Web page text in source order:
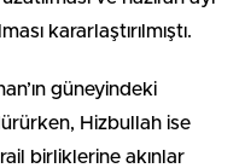
kararlaştırılmıştı.
güneyindeki
Hizbullah ise
birliklerine akınlar